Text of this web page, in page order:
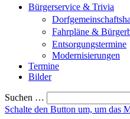
Bürgerservice & Trivia
Fahrpläne &
Entsorgungstermine
Modernisierungen
Termine
Bilder
Suchen …
Schalte den Button um, um das